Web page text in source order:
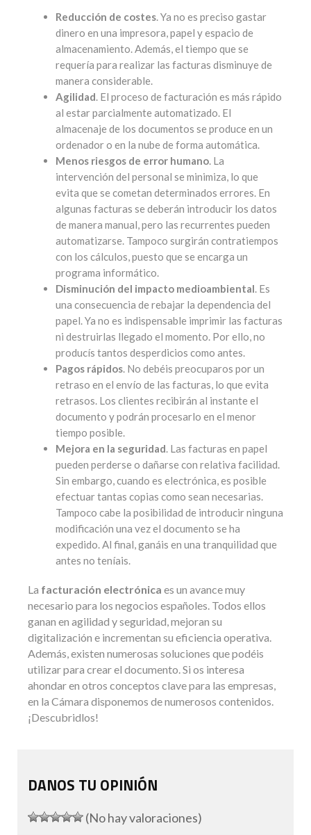
Reducción de costes. Ya no es preciso gastar
dinero en una impresora, papel y espacio de
almacenamiento. Además, el tiempo que se
requería para realizar las facturas disminuye de
manera considerable.
Agilidad. El proceso de facturación es más rápido
al estar parcialmente automatizado. El
almacenaje de los documentos se produce en un
ordenador o en la nube de forma automática.
Menos riesgos de error humano. La
intervención del personal se minimiza, lo que
evita que se cometan determinados errores. En
algunas facturas se deberán introducir los datos
de manera manual, pero las recurrentes pueden
automatizarse. Tampoco surgirán contratiempos
con los cálculos, puesto que se encarga un
programa informático.
Disminución del impacto medioambiental. Es
una consecuencia de rebajar la dependencia del
papel. Ya no es indispensable imprimir las facturas
ni destruirlas llegado el momento. Por ello, no
producís tantos desperdicios como antes.
Pagos rápidos. No debéis preocuparos por un
retraso en el envío de las facturas, lo que evita
retrasos. Los clientes recibirán al instante el
documento y podrán procesarlo en el menor
tiempo posible.
Mejora en la seguridad. Las facturas en papel
pueden perderse o dañarse con relativa facilidad.
Sin embargo, cuando es electrónica, es posible
efectuar tantas copias como sean necesarias.
Tampoco cabe la posibilidad de introducir ninguna
modificación una vez el documento se ha
expedido. Al final, ganáis en una tranquilidad que
antes no teníais.
La facturación electrónica es un avance muy
necesario para los negocios españoles. Todos ellos
ganan en agilidad y seguridad, mejoran su
digitalización e incrementan su eficiencia operativa.
Además, existen numerosas soluciones que podéis
utilizar para crear el documento. Si os interesa
ahondar en otros conceptos clave para las empresas,
en la Cámara disponemos de numerosos contenidos.
¡Descubridlos!
DANOS TU OPINIÓN
(No hay valoraciones)